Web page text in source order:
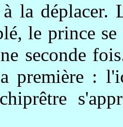
la déplacer.
le prince
seconde
première :